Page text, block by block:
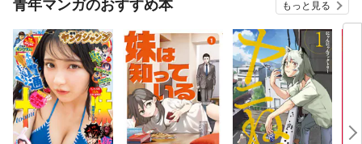
青年マンガのおすすめ本 もっと見る